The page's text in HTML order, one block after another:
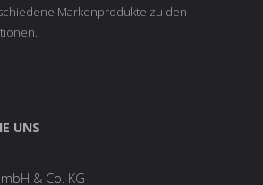
Markenprodukte zu den
UNS
& Co. KG